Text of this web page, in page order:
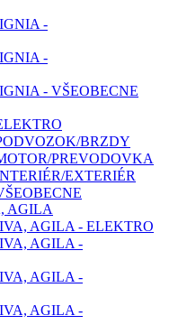
-
-
- VŠEOBECNE
BRZDY
PREVODOVKA
EXTERIÉR
AGILA
AGILA - ELEKTRO
AGILA -
AGILA -
AGILA -